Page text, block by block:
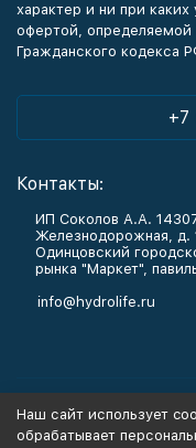
характер и ни при каких
офертой,
Гражданского кодекса
+7
Контакты:
ИП Соколов А.А.
Железнодорожная, д.
Одинцовский
рынка "Маркет",
info@hydrolife.ru
Наш сайт использует
обрабатывает